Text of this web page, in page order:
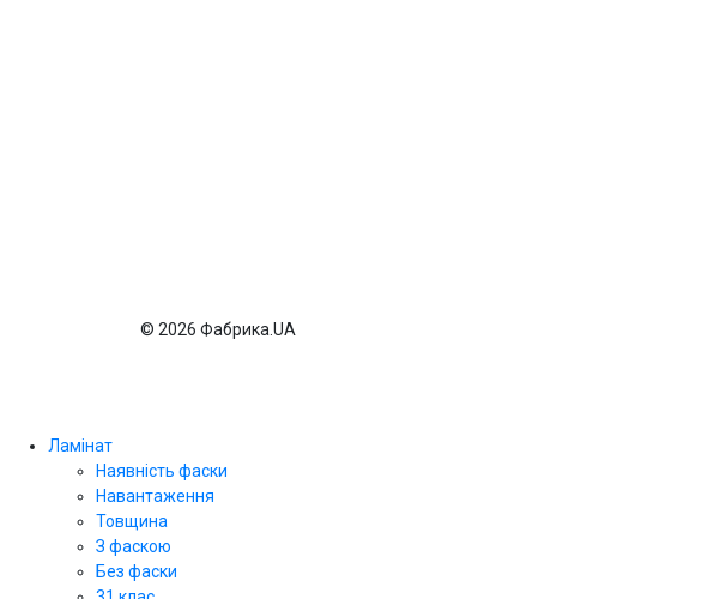
© 2026 Фабрика.UA
Ламінат
Наявність фаски
Навантаження
Товщина
З фаскою
Без фаски